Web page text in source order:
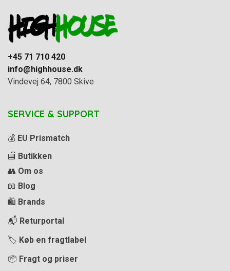
+45 71 710 420
info@highhouse.dk
Vindevej 64, 7800 Skive
SERVICE & SUPPORT
💰 EU Prismatch
🏬 Butikken
👥 Om os
📖 Blog
🛍️ Brands
📬 Returportal
🏷️ Køb en fragtlabel
📦 Fragt og priser